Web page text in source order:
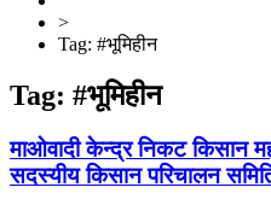
>
Tag: #भूमिहीन
Tag: #भूमिहीन
माओवादी केन्द्र निकट किसान
सदस्यीय किसान परिचालन